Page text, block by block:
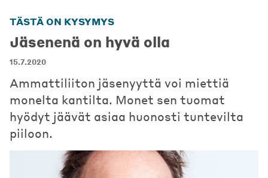
TÄSTÄ ON KYSYMYS
Jäsenenä on hyvä olla
15.7.2020
Ammattiliiton jäsenyyttä voi miettiä
monelta kantilta. Monet sen tuomat
hyödyt jäävät asiaa huonosti tuntevilta
piiloon.